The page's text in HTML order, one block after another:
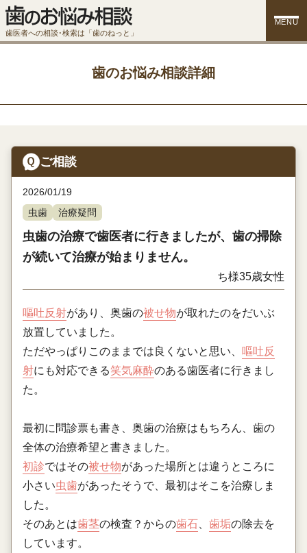
歯医者への相談･検索は「歯のねっと」
MENU
歯のお悩み相談詳細
ご相談
2026/01/19
虫歯
治療疑問
虫歯の治療で歯医者に行きましたが、歯の掃除
が続いて治療が始まりません。
ち様35歳女性
嘔吐反射があり、奥歯の被せ物が取れたのをだいぶ
放置していました。
ただやっぱりこのままでは良くないと思い、
嘔吐反
射にも対応できる笑気麻酔のある歯医者に行きまし
た。
最初に問診票も書き、奥歯の治療はもちろん、歯の
全体の治療希望と書きました。
初診ではその被せ物があった場所とは違うところに
小さい虫歯があったそうで、最初はそこを治療しま
した。
そのあとは歯茎の検査？からの歯石、 歯垢の除去を
しています。